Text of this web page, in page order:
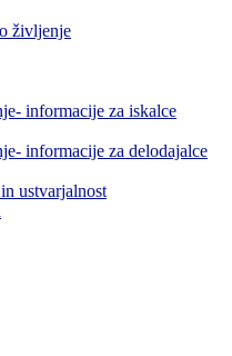
življenje
informacije za iskalce
informacije za delodajalce
ustvarjalnost